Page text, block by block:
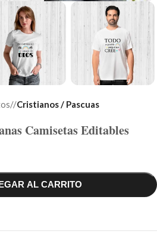
/ Cristianos / Pascuas
Camisetas Editables
AL CARRITO